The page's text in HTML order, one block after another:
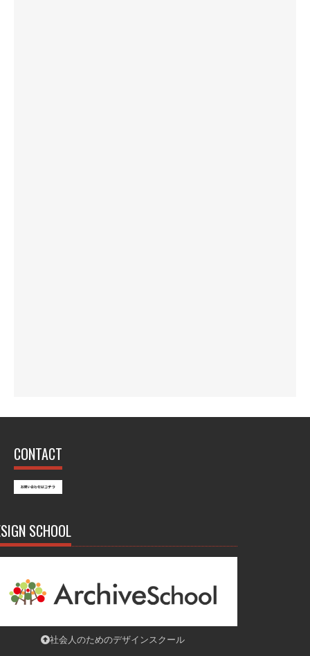
CONTACT
SCHOOL
社会人のためのデザインスクール